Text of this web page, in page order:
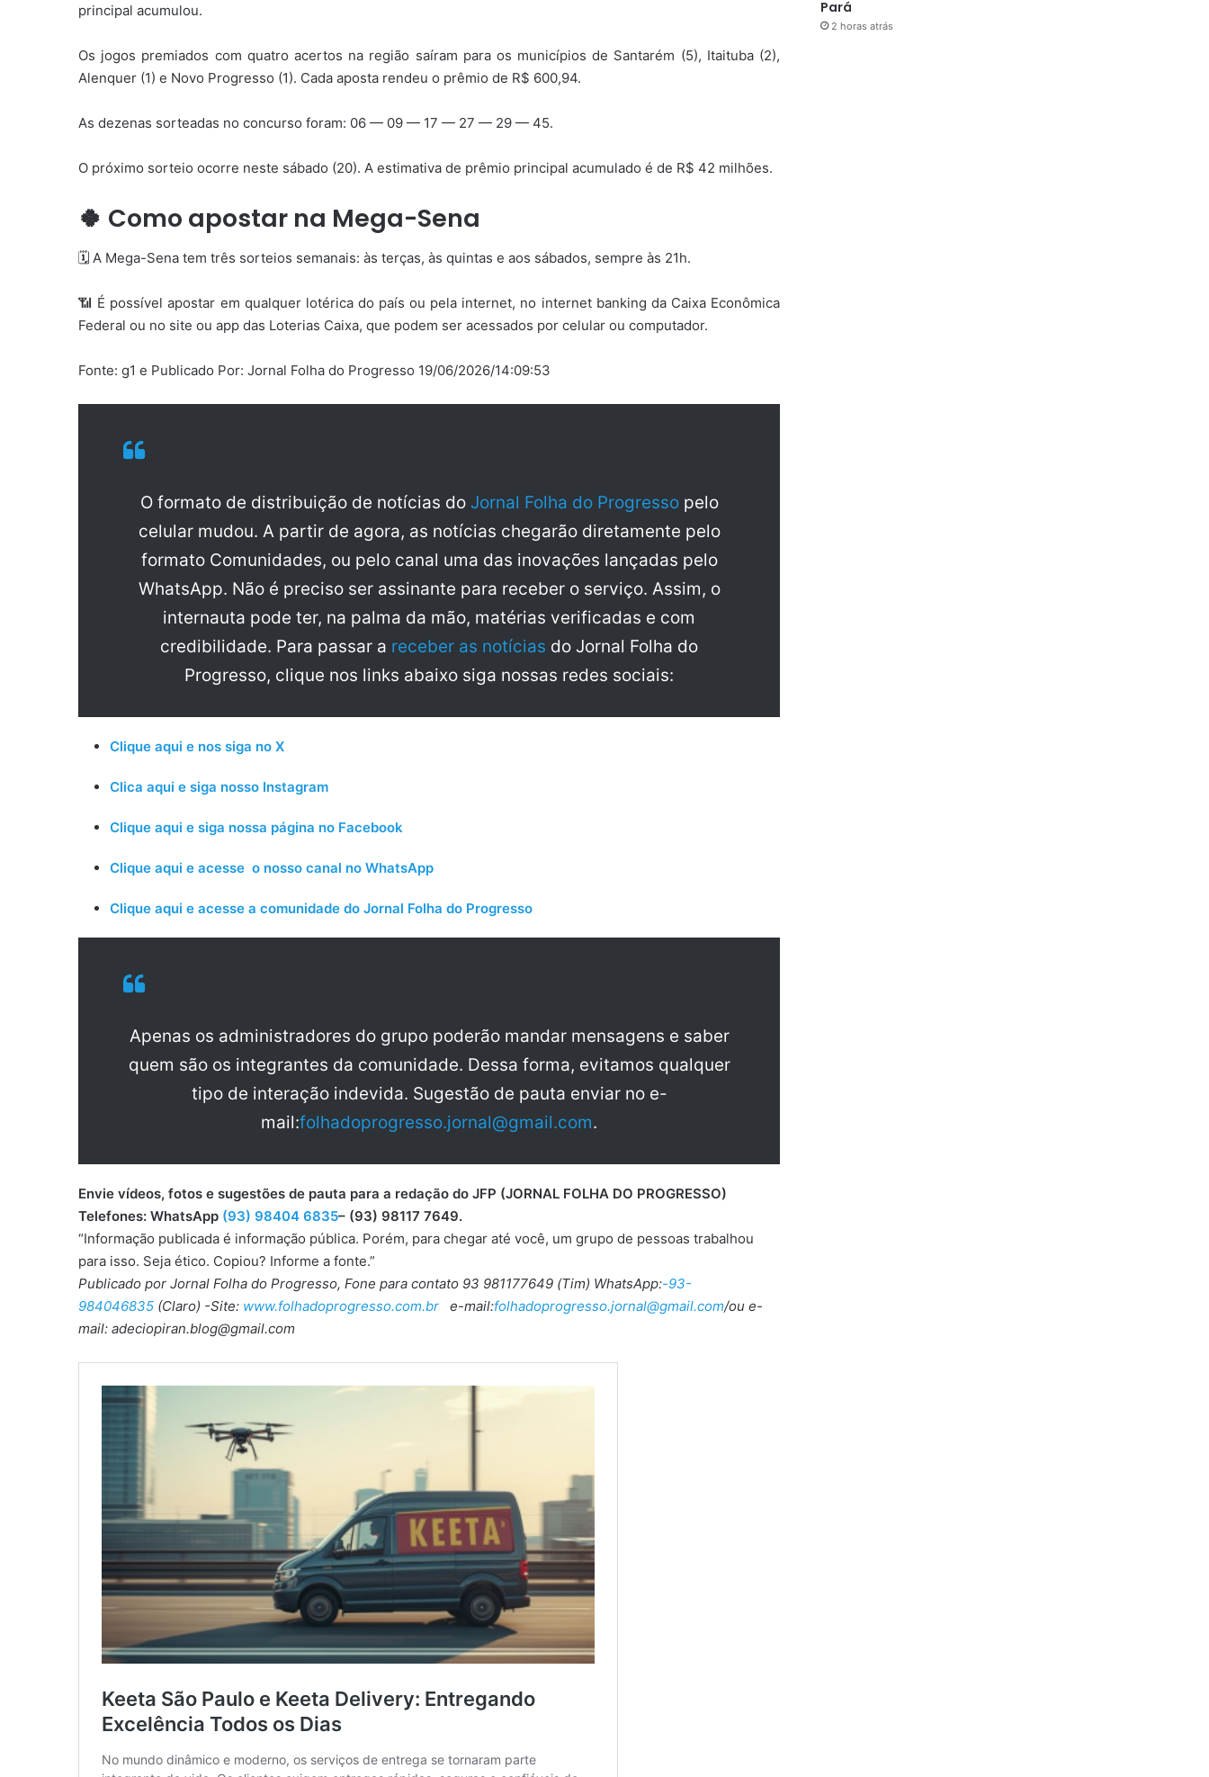
principal acumulou.
Os jogos premiados com quatro acertos na região saíram para os municípios de Santarém (5), Itaituba (2),
Alenquer (1) e Novo Progresso (1). Cada aposta rendeu o prêmio de R$ 600,94.
As dezenas sorteadas no concurso foram: 06 — 09 — 17 — 27 — 29 — 45.
O próximo sorteio ocorre neste sábado (20). A estimativa de prêmio principal acumulado é de R$ 42 milhões.
🍀 Como apostar na Mega-Sena
🗓️ A Mega-Sena tem três sorteios semanais: às terças, às quintas e aos sábados, sempre às 21h.
📶 É possível apostar em qualquer lotérica do país ou pela internet, no internet banking da Caixa Econômica
Federal ou no site ou app das Loterias Caixa, que podem ser acessados por celular ou computador.
Fonte: g1 e Publicado Por: Jornal Folha do Progresso 19/06/2026/14:09:53
O formato de distribuição de notícias do Jornal Folha do Progresso pelo
celular mudou. A partir de agora, as notícias chegarão diretamente pelo
formato Comunidades, ou pelo canal uma das inovações lançadas pelo
WhatsApp. Não é preciso ser assinante para receber o serviço. Assim, o
internauta pode ter, na palma da mão, matérias verificadas e com
credibilidade. Para passar a receber as notícias do Jornal Folha do
Progresso, clique nos links abaixo siga nossas redes sociais:
Clique aqui e nos siga no X
Clica aqui e siga nosso Instagram
Clique aqui e siga nossa página no Facebook
Clique aqui e acesse o nosso canal no WhatsApp
Clique aqui e acesse a comunidade do Jornal Folha do Progresso
Apenas os administradores do grupo poderão mandar mensagens e saber
quem são os integrantes da comunidade. Dessa forma, evitamos qualquer
tipo de interação indevida. Sugestão de pauta enviar no e-
mail:folhadoprogresso.jornal@gmail.com.
Envie vídeos, fotos e sugestões de pauta para a redação do JFP (JORNAL FOLHA DO PROGRESSO)
Telefones: WhatsApp (93) 98404 6835– (93) 98117 7649.
“Informação publicada é informação pública. Porém, para chegar até você, um grupo de pessoas trabalhou
para isso. Seja ético. Copiou? Informe a fonte.”
Publicado por Jornal Folha do Progresso, Fone para contato 93 981177649 (Tim) WhatsApp:-93-
984046835 (Claro) -Site: www.folhadoprogresso.com.br e-mail:folhadoprogresso.jornal@gmail.com/ou e-
mail: adeciopiran.blog@gmail.com
Pará
2 horas atrás